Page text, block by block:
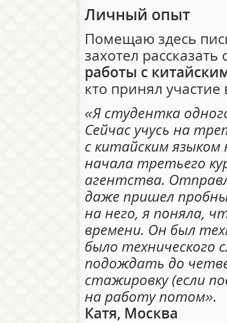
Личный опыт
Помещаю здесь
захотел
работы с
кто принял участие
«Я студентка
Сейчас учусь на
с китайским
начала третьего
агентства.
даже пришел
на него, я поняла,
времени. Он был
было технического
подождать до
стажировку (если
на работу потом».
Катя, Москва